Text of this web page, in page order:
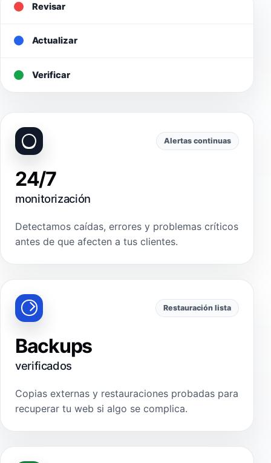
Revisar
Actualizar
Verificar
Alertas continuas
24/7
monitorización
Detectamos caídas, errores y problemas críticos
antes de que afecten a tus clientes.
Restauración lista
Backups
verificados
Copias externas y restauraciones probadas para
recuperar tu web si algo se complica.